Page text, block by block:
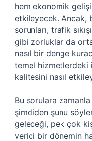
hem ekonomik
etkileyecek. Ancak,
sorunları, trafik
gibi zorluklar da
nasıl bir denge
temel hizmetlerdeki
kalitesini nasıl
Bu sorulara
şimdiden şunu
geleceği, pek çok
verici bir dönemin